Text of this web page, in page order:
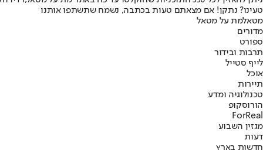
טעינו? נתקן! אם מצאתם טעות בכתבה, נשמח שתשתפו אותנו
מטאלמת על מטאל
מדורים
ספורט
תרבות ובידור
לייף סטייל
אוכל
תיירות
טכנולוגיה ומדע
הורוסקופ
ForReal
מגזין השבוע
דעות
חדשות בארץ